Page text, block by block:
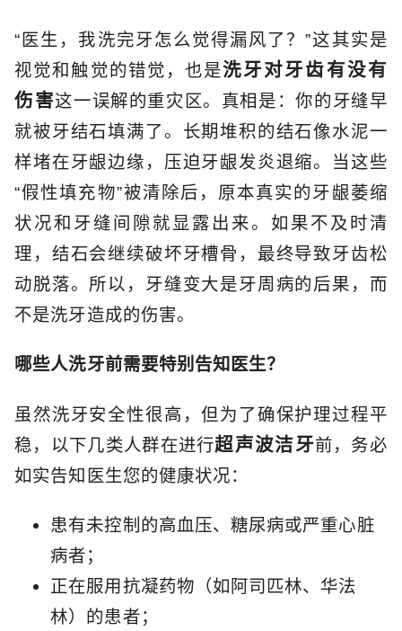
“医生，我洗完牙怎么觉得漏风了？”这其实是
视觉和触觉的错觉，也是洗牙对牙齿有没有
伤害这一误解的重灾区。真相是：你的牙缝早
就被牙结石填满了。长期堆积的结石像水泥一
样堵在牙龈边缘，压迫牙龈发炎退缩。当这些
“假性填充物”被清除后，原本真实的牙龈萎缩
状况和牙缝间隙就显露出来。如果不及时清
理，结石会继续破坏牙槽骨，最终导致牙齿松
动脱落。所以，牙缝变大是牙周病的后果，而
不是洗牙造成的伤害。
哪些人洗牙前需要特别告知医生？
虽然洗牙安全性很高，但为了确保护理过程平
稳，以下几类人群在进行超声波洁牙前，务必
如实告知医生您的健康状况：
患有未控制的高血压、糖尿病或严重心脏
病者；
正在服用抗凝药物（如阿司匹林、华法
林）的患者；